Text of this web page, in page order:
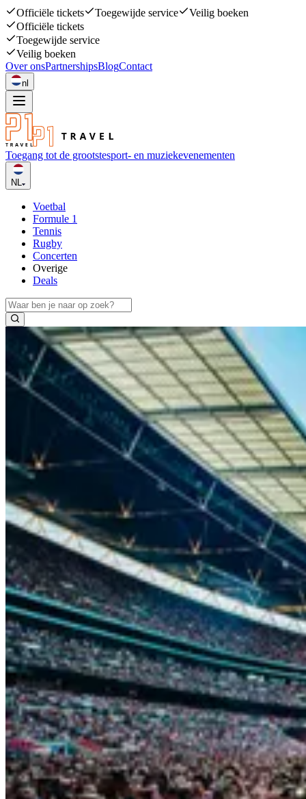
Officiële tickets Toegewijde service
Veilig boeken
Officiële tickets
Toegewijde service
Veilig boeken
Over onsPartnershipsBlogContact
nl
Toegang tot de grootstesport- en muziekevenementen
NL
Voetbal
Formule 1
Tennis
Rugby
Concerten
Overige
Deals